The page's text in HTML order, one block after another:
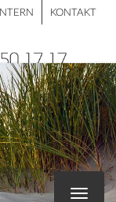
INTERN KONTAKT
Toggle